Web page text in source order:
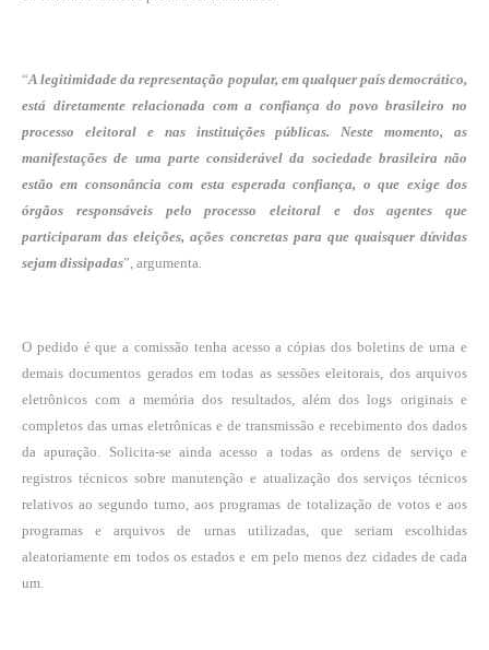
“A legitimidade da representação popular, em qualquer país democrático,
está diretamente relacionada com a confiança do povo brasileiro no
processo eleitoral e nas instituições públicas. Neste momento, as
manifestações de uma parte considerável da sociedade brasileira não
estão em consonância com esta esperada confiança, o que exige dos
órgãos responsáveis pelo processo eleitoral e dos agentes que
participaram das eleições, ações concretas para que quaisquer dúvidas
sejam dissipadas”, argumenta.
O pedido é que a comissão tenha acesso a cópias dos boletins de urna e
demais documentos gerados em todas as sessões eleitorais, dos arquivos
eletrônicos com a memória dos resultados, além dos logs originais e
completos das urnas eletrônicas e de transmissão e recebimento dos dados
da apuração. Solicita-se ainda acesso a todas as ordens de serviço e
registros técnicos sobre manutenção e atualização dos serviços técnicos
relativos ao segundo turno, aos programas de totalização de votos e aos
programas e arquivos de urnas utilizadas, que seriam escolhidas
aleatoriamente em todos os estados e em pelo menos dez cidades de cada
um.